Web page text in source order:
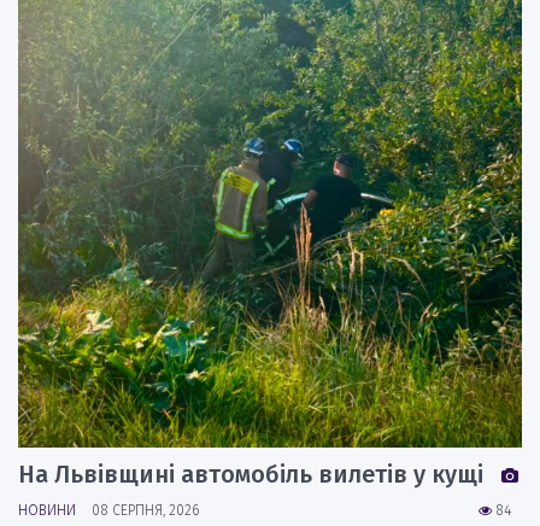
На Львівщині автомобіль вилетів у кущі
84
НОВИНИ 08 СЕРПНЯ, 2026